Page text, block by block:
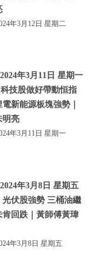
年3月12日 星期二
年3月11日 星期一
科技股做好帶動恒指
新能源板塊強勢｜
明亮
年3月11日 星期一
年3月8日 星期五
光伏股強勢 三桶油繼
回跌｜黃師傅黃瑋
年3月8日 星期五